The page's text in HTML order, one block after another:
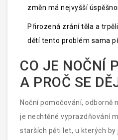
změn má nejvyšší
Přirozená zrání těla a
dětí tento problém sama
CO JE NOČNÍ
A PROČ SE
Noční pomočování, odborně
je nechtěné vyprazdňování
starších pěti let, u kterých